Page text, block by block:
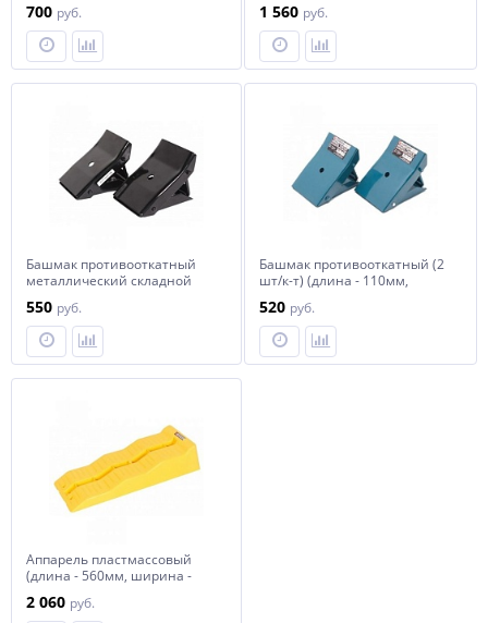
700 руб.
высота - 150мм), к-т 1шт
Forsage F-TRTS001
1 560 руб.
Башмак противооткатный
металлический складной
85мм, высота - 85мм), к-т
2шт Forsage F-TRF3553
550 руб.
Башмак противооткатный (2
шт/к-т) (длина - 110мм,
85мм) Forsage F-2011-1
520 руб.
Аппарель пластмассовый
(длина - 560мм, ширина -
1шт Forsage F-TRTS570
2 060 руб.